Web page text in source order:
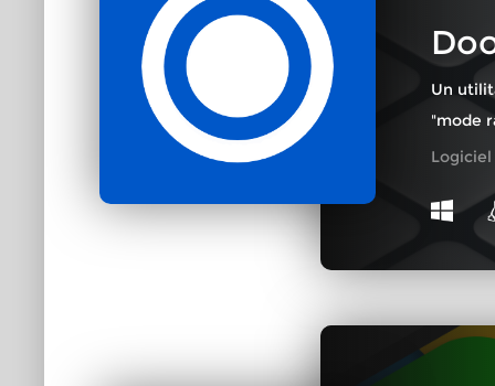
Un
"mode